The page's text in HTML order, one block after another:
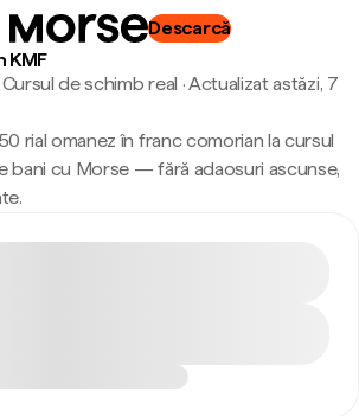
Descarcă
KMF
Cursul de schimb real ·Actualizat astăzi, 7
rial omanez în franc comorian la cursul
bani cu Morse — fără adaosuri ascunse,